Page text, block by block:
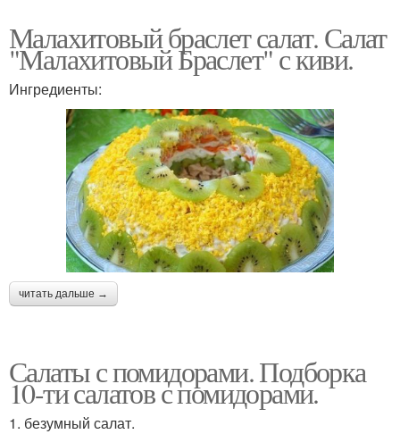
Малахитовый браслет салат. Салат
"Малахитовый Браслет" с киви.
Ингредиенты:
читать дальше →
Салаты с помидорами. Подборка
10-ти салатов с помидорами.
1. безумный салат.